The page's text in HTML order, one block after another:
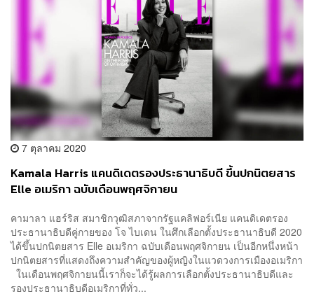
7 ตุลาคม 2020
Kamala Harris แคนดิเดตรองประธานาธิบดี ขึ้นปกนิตยสาร
Elle อเมริกา ฉบับเดือนพฤศจิกายน
คามาลา แฮร์ริส สมาชิกวุฒิสภาจากรัฐแคลิฟอร์เนีย แคนดิเดตรอง
ประธานาธิบดีคู่กายของ โจ ไบเดน ในศึกเลือกตั้งประธานาธิบดี 2020
ได้ขึ้นปกนิตยสาร Elle อเมริกา ฉบับเดือนพฤศจิกายน เป็นอีกหนึ่งหน้า
ปกนิตยสารที่แสดงถึงความสำคัญของผู้หญิงในแวดวงการเมืองอเมริกา
ในเดือนพฤศจิกายนนี้เราก็จะได้รู้ผลการเลือกตั้งประธานาธิบดีและ
รองประธานาธิบดีอเมริกาที่ทั่ว...